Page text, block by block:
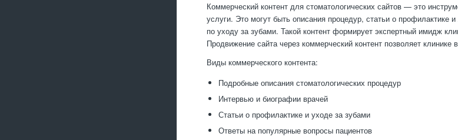
Коммерческий контент для стоматологических сайтов — это
услуги. Это могут быть описания процедур, статьи о
по уходу за зубами. Такой контент формирует экспертный имидж
Продвижение сайта через коммерческий контент позволяет
Виды коммерческого контента:
Подробные описания стоматологических процедур
Интервью и биографии врачей
Статьи о профилактике и уходе за зубами
Ответы на популярные вопросы пациентов